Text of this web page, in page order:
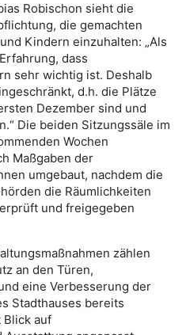
Robischon sieht die
die gemachten
Kindern einzuhalten: „Als
dass
sehr wichtig ist. Deshalb
d.h. die Plätze
Dezember sind und
Die beiden Sitzungssäle im
Wochen
Maßgaben der
umgebaut, nachdem die
die Räumlichkeiten
und freigegeben
zählen
an den Türen,
eine Verbesserung der
Stadthauses bereits
Blick auf